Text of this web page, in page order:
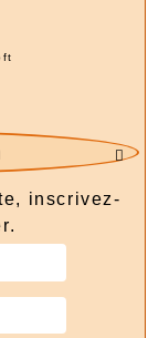

inscrivez-